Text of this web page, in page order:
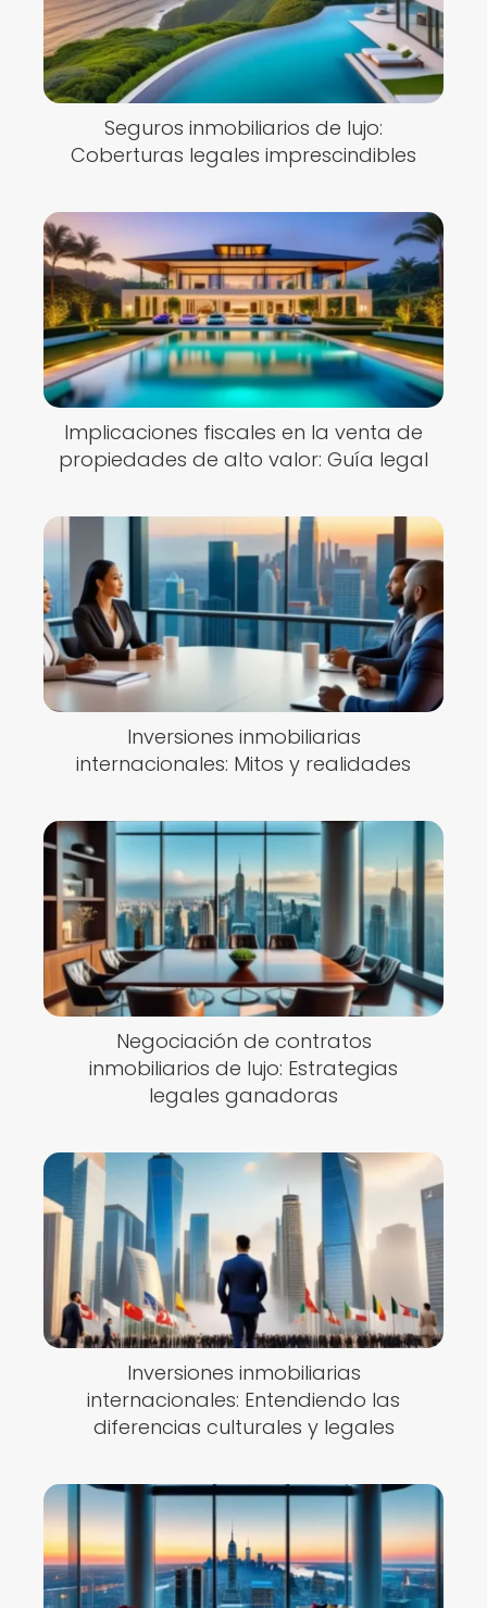
Seguros inmobiliarios de lujo:
Coberturas legales imprescindibles
Implicaciones fiscales en la venta de
propiedades de alto valor: Guía legal
Inversiones inmobiliarias
internacionales: Mitos y realidades
Negociación de contratos
inmobiliarios de lujo: Estrategias
legales ganadoras
Inversiones inmobiliarias
internacionales: Entendiendo las
diferencias culturales y legales